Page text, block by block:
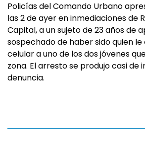
Policías del Comando Urbano
las 2 de ayer en inmediaciones de
Capital, a un sujeto de 23 años de
sospechado de haber sido quien
celular a uno de los dos jóvenes
zona. El arresto se produjo casi de
denuncia.